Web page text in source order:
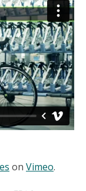
on Vimeo.